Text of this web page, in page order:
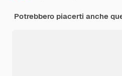
Potrebbero piacerti anche